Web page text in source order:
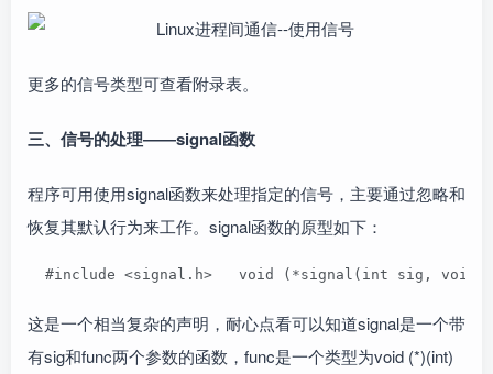
更多的信号类型可查看附录表。
三、信号的处理――signal函数
程序可用使用signal函数来处理指定的信号，主要通过忽略和
恢复其默认行为来工作。signal函数的原型如下：
#include <signal.h>   void (*signal(int sig, void
这是一个相当复杂的声明，耐心点看可以知道signal是一个带
有sig和func两个参数的函数，func是一个类型为void (*)(int)